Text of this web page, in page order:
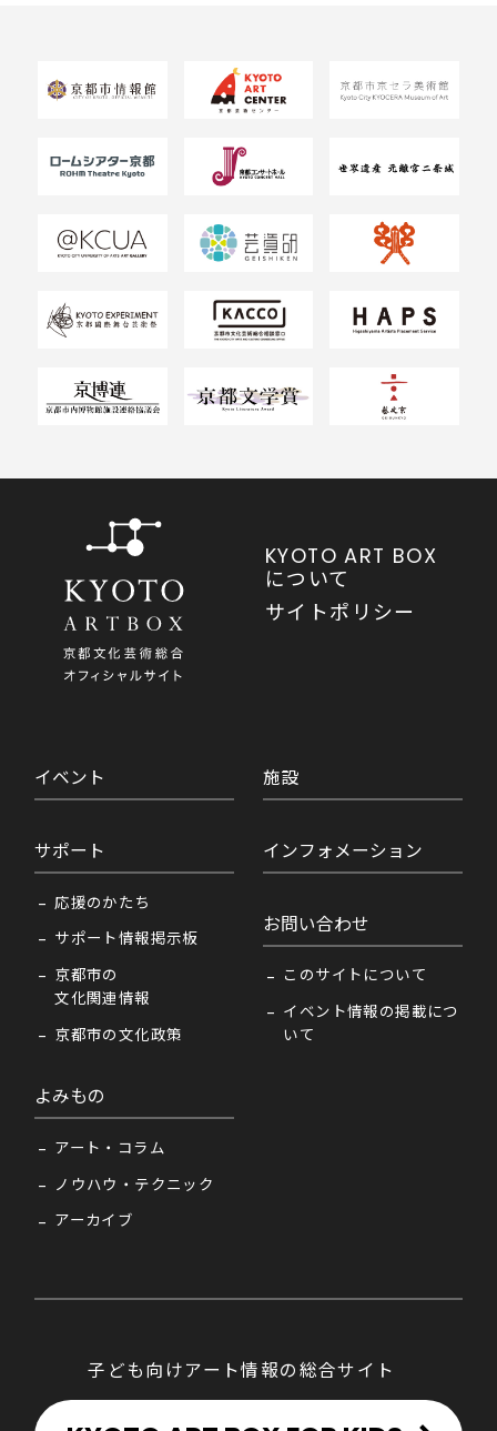
KYOTO ART BOX
について
サイトポリシー
イベント
サポート
応援のかたち
サポート情報掲示板
京都市の
文化関連情報
京都市の文化政策
よみもの
アート・コラム
ノウハウ・テクニック
アーカイブ
施設
インフォメーション
お問い合わせ
このサイトについて
イベント情報の掲載につ
いて
子ども向けアート情報の総合サイト